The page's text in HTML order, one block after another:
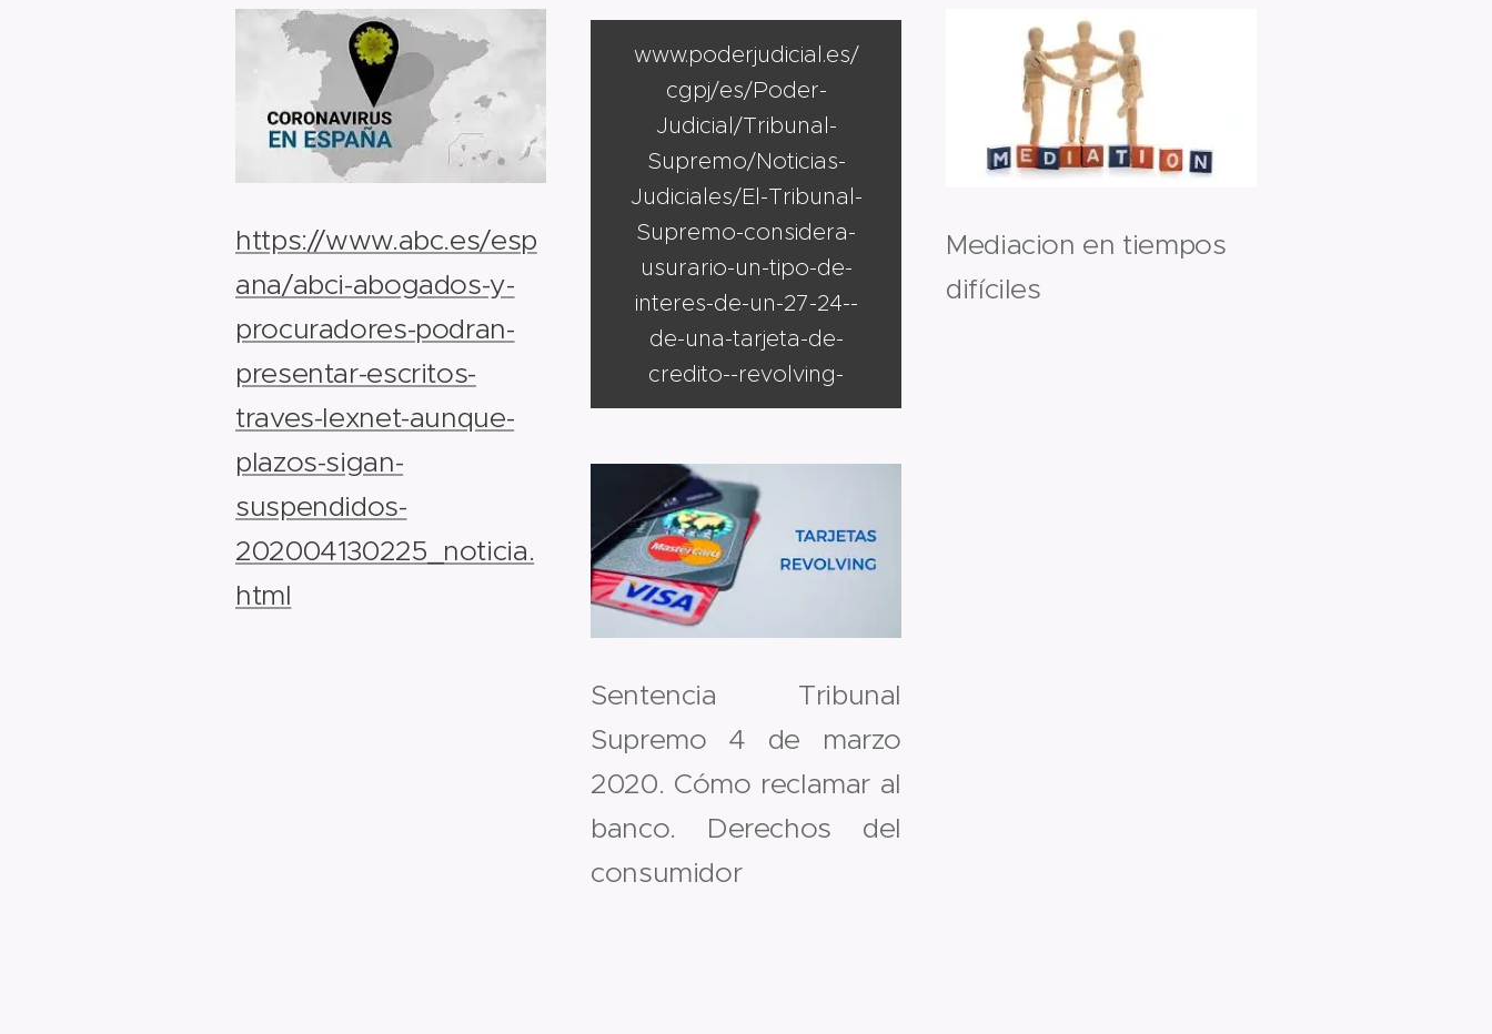
https://www.abc.es/esp
ana/abci-abogados-y-
procuradores-podran-
presentar-escritos-
traves-lexnet-aunque-
plazos-sigan-
suspendidos-
202004130225_noticia.
html
www.poderjudicial.es/
cgpj/es/Poder-
Judicial/Tribunal-
Supremo/Noticias-
Judiciales/El-Tribunal-
Supremo-considera-
usurario-un-tipo-de-
interes-de-un-27-24--
de-una-tarjeta-de-
credito--revolving-
Sentencia Tribunal
Supremo 4 de marzo
2020. Cómo reclamar al
banco. Derechos del
consumidor
Mediacion en tiempos
difíciles